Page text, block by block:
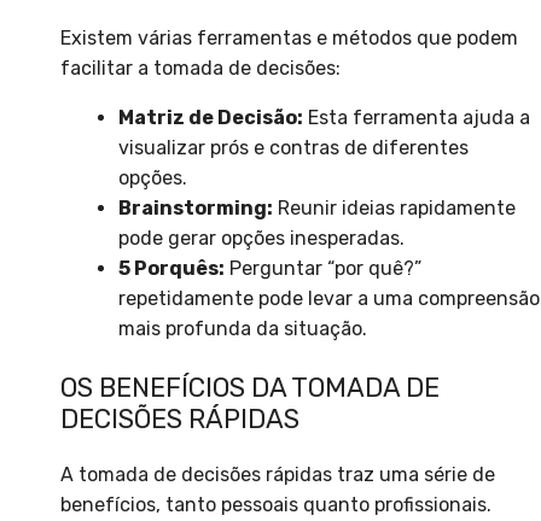
Existem várias ferramentas e métodos que podem
facilitar a tomada de decisões:
Matriz de Decisão: Esta ferramenta ajuda a
visualizar prós e contras de diferentes
opções.
Brainstorming: Reunir ideias rapidamente
pode gerar opções inesperadas.
5 Porquês: Perguntar “por quê?”
repetidamente pode levar a uma compreensão
mais profunda da situação.
OS BENEFÍCIOS DA TOMADA DE
DECISÕES RÁPIDAS
A tomada de decisões rápidas traz uma série de
benefícios, tanto pessoais quanto profissionais.